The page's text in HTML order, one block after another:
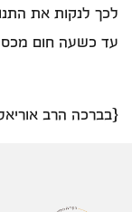
עד כשעה חום
{בברכה הרב